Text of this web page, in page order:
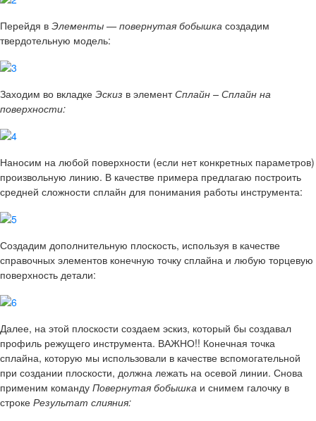
Перейдя в Элементы — повернутая бобышка создадим
твердотельную модель:
Заходим во вкладке Эскиз в элементСплайн – Сплайн на
поверхности:
Наносим на любой поверхности (если нет конкретных параметров)
произвольную линию. В качестве примера предлагаю построить
средней сложности сплайн для понимания работы инструмента:
Создадим дополнительную плоскость, используя в качестве
справочных элементов конечную точку сплайна и любую торцевую
поверхность детали:
Далее, на этой плоскости создаем эскиз, который бы создавал
профиль режущего инструмента. ВАЖНО!! Конечная точка
сплайна, которую мы использовали в качестве вспомогательной
при создании плоскости, должна лежать на осевой линии. Снова
применим команду Повернутая бобышка и снимем галочку в
строке Результат слияния: